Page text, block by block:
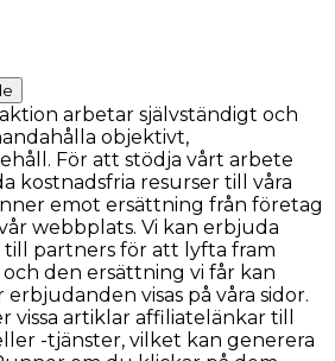
arbetar självständigt och
objektivt,
För att stödja vårt arbete
kostnadsfria resurser till våra
emot ersättning från företag
webbplats. Vi kan erbjuda
partners för att lyfta fram
den ersättning vi får kan
visas på våra sidor.
vissa artiklar affiliatelänkar till
-tjänster, vilket kan generera